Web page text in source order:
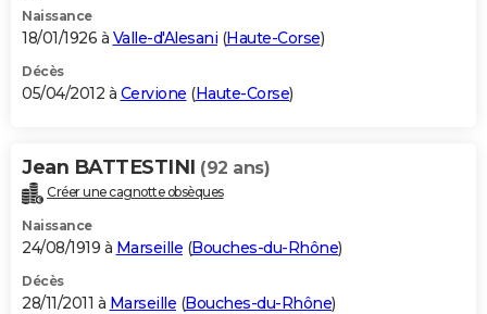
Naissance
18/01/1926 à Valle-d'Alesani (Haute-Corse)
Décès
05/04/2012 à Cervione (Haute-Corse)
Jean BATTESTINI (92 ans)
Créer une cagnotte obsèques
Naissance
24/08/1919 à Marseille (Bouches-du-Rhône)
Décès
28/11/2011 à Marseille (Bouches-du-Rhône)